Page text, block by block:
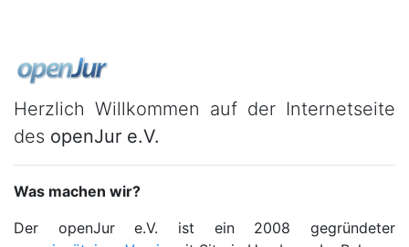
Herzlich Willkommen auf der Internetseite
des openJur e.V.
Was machen wir?
Der openJur e.V. ist ein 2008 gegründeter